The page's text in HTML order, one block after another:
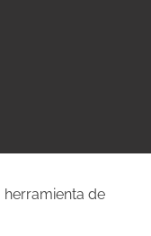
de